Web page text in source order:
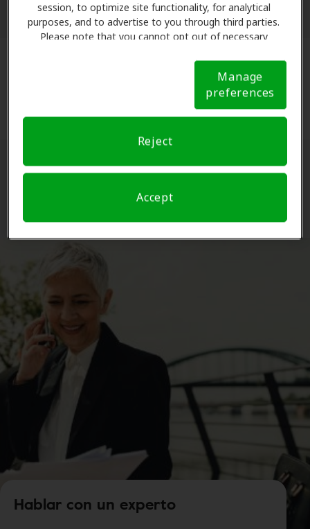
session, to optimize site functionality, for analytical
purposes, and to advertise to you through third parties.
Please note that you cannot opt out of necessary
Notice (link here below). If you are using an opt-out
preference signal, we will honor that signal. Cookie
Manage
preferences
Reject
Accept
Aproveche nuestra amplia experiencia
Hablar con un experto